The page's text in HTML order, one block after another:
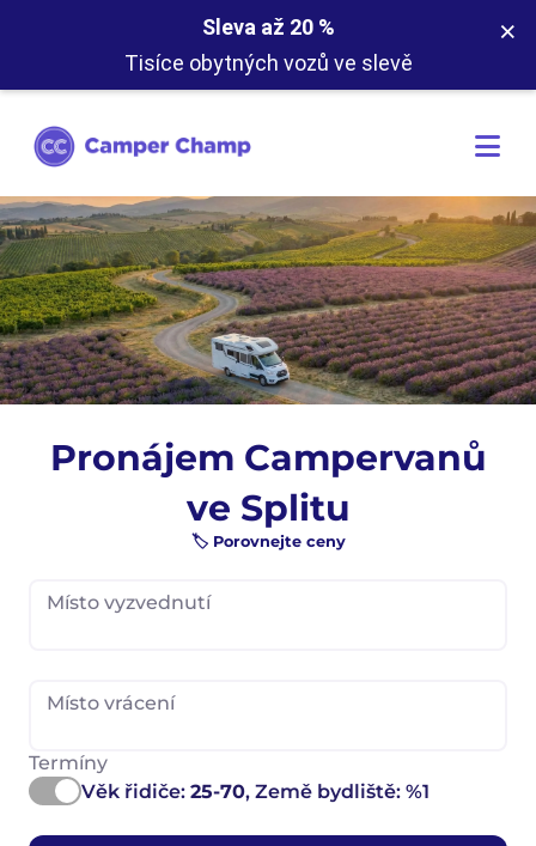
Sleva až 20 %
Tisíce obytných vozů ve slevě
×
Pronájem Campervanů
ve Splitu
🏷️ Porovnejte ceny
Místo vyzvednutí
Místo vrácení
Termíny
Věk řidiče: 25-70, Země bydliště: %1